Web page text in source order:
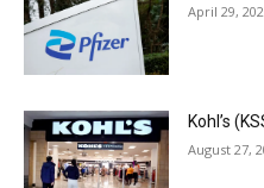
April 29,
Kohl’s
August 27,